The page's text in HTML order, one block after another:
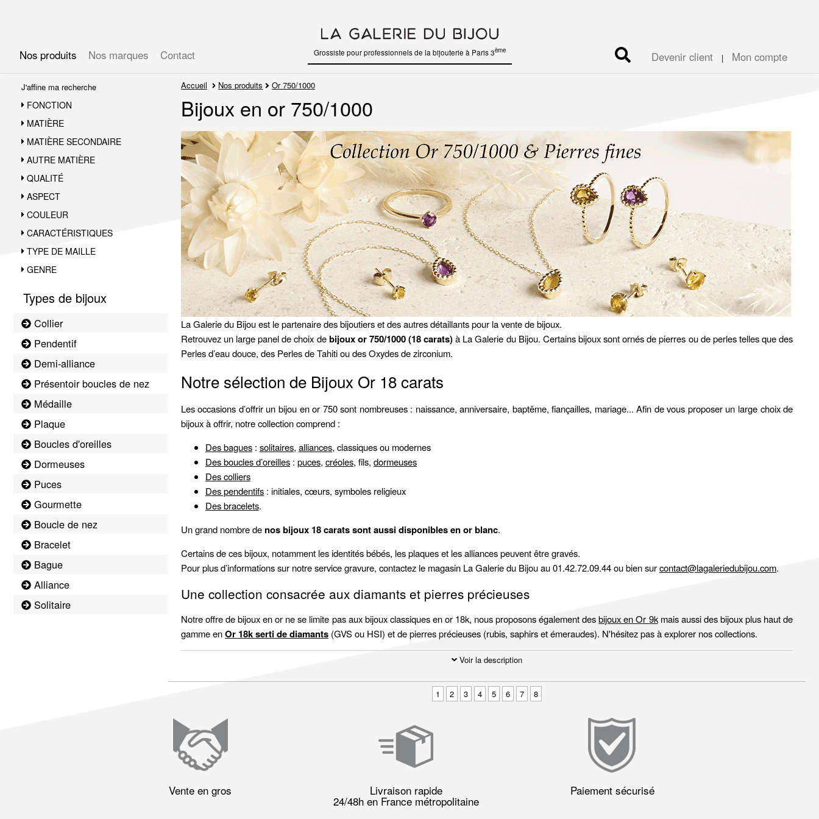
Nos produits Nos marques Contact Devenir client | Mon compte
Grossiste pour professionnels de la bijouterie à Paris 3ème
J'affine ma recherche
FONCTION
MATIÈRE
MATIÈRE SECONDAIRE
AUTRE MATIÈRE
QUALITÉ
ASPECT
COULEUR
CARACTÉRISTIQUES
TYPE DE MAILLE
GENRE
Types de bijoux
Collier
Pendentif
Demi-alliance
Présentoir boucles de nez
Médaille
Plaque
Boucles d'oreilles
Dormeuses
Puces
Gourmette
Boucle de nez
Bracelet
Bague
Alliance
Solitaire
Accueil Nos produits Or 750/1000
Bijoux en or 750/1000
La Galerie du Bijou est le partenaire des bijoutiers et des autres détaillants pour la vente de bijoux.
Retrouvez un large panel de choix debijoux or 750/1000 (18 carats)à La Galerie du Bijou. Certains bijoux sont ornés de pierres ou de perles telles que des
Perles d’eau douce, des Perles de Tahiti ou des Oxydes de zirconium.
Notre sélection de Bijoux Or 18 carats
Les occasions d’offrir un bijou en or 750 sont nombreuses : naissance, anniversaire, baptême, fiançailles, mariage... Afin de vous proposer un large choix de
bijoux à offrir, notre collection comprend :
Des bagues: solitaires, alliances, classiques ou modernes
Des boucles d’oreilles: puces, créoles, fils, dormeuses
Des colliers
Des pendentifs: initiales, cœurs, symboles religieux
Des bracelets.
Un grand nombre de nos bijoux 18 carats sont aussi disponibles en or blanc.
Certains de ces bijoux, notamment les identités bébés, les plaques et les alliances peuvent être gravés.
Pour plus d’informations sur notre service gravure, contactez le magasin La Galerie du Bijou au 01.42.72.09.44 ou bien surcontact@lagaleriedubijou.com.
Une collection consacrée aux diamants et pierres précieuses
Notre offre de bijoux en or ne se limite pas aux bijoux classiques en or 18k, nous proposons également desbijoux en Or 9kmais aussi des bijoux plus haut de
gamme enOr 18k serti de diamants(GVS ou HSI) et de pierres précieuses (rubis, saphirs et émeraudes). N'hésitez pas à explorer nos collections.
Voir la description
1 2 3 4 5 6 7 8
Vente en gros Livraison rapide
24/48h en France métropolitaine
Paiement sécurisé